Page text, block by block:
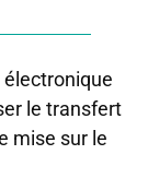
électronique
le transfert
mise sur le